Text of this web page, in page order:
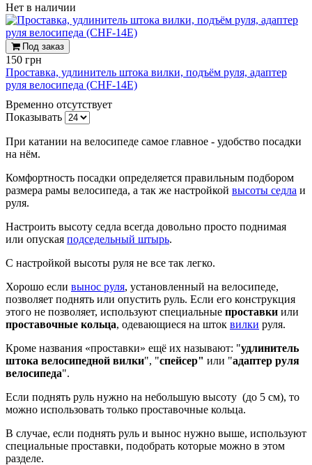
Нет в наличии
Под заказ
150 грн
Проставка, удлинитель штока вилки, подъём руля, адаптер
руля велосипеда (CHF-14E)
Временно отсутствует
Показывать
При катании на велосипеде самое главное - удобство посадки
на нём.
Комфортность посадки определяется правильным подбором
размера рамы велосипеда, а так же настройкой высоты седла и
руля.
Настроить высоту седла всегда довольно просто поднимая
или опуская подседельный штырь.
С настройкой высоты руля не все так легко.
Хорошо если вынос руля, установленный на велосипеде,
позволяет поднять или опустить руль. Если его конструкция
этого не позволяет, используют специальные проставки или
проставочные кольца, одевающиеся на шток вилки руля.
Кроме названия «проставки» ещё их называют: "удлинитель
штока велосипедной вилки", "спейсер" или "адаптер руля
велосипеда".
Если поднять руль нужно на небольшую высоту (до 5 см), то
можно использовать только проставочные кольца.
В случае, если поднять руль и вынос нужно выше, используют
специальные проставки, подобрать которые можно в этом
разделе.